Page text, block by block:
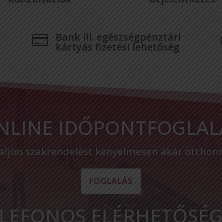
 Bank ill. egészségpénztári
kártyás fizetési lehetőség
szakrendelést kényelmesen akár
FOGLALÁS